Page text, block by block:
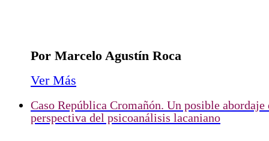
Por Marcelo Agustín Roca
Ver Más
Caso República Cromañón. Un posible abordaje
perspectiva del psicoanálisis lacaniano